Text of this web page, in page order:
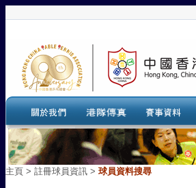
主頁 > 註冊球員資訊 > 球員資料搜尋